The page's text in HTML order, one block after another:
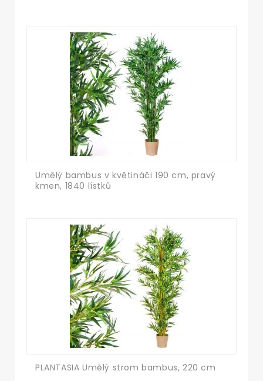
Umělý bambus v květináči 190 cm, pravý
kmen, 1840 lístků
PLANTASIA Umělý strom bambus, 220 cm